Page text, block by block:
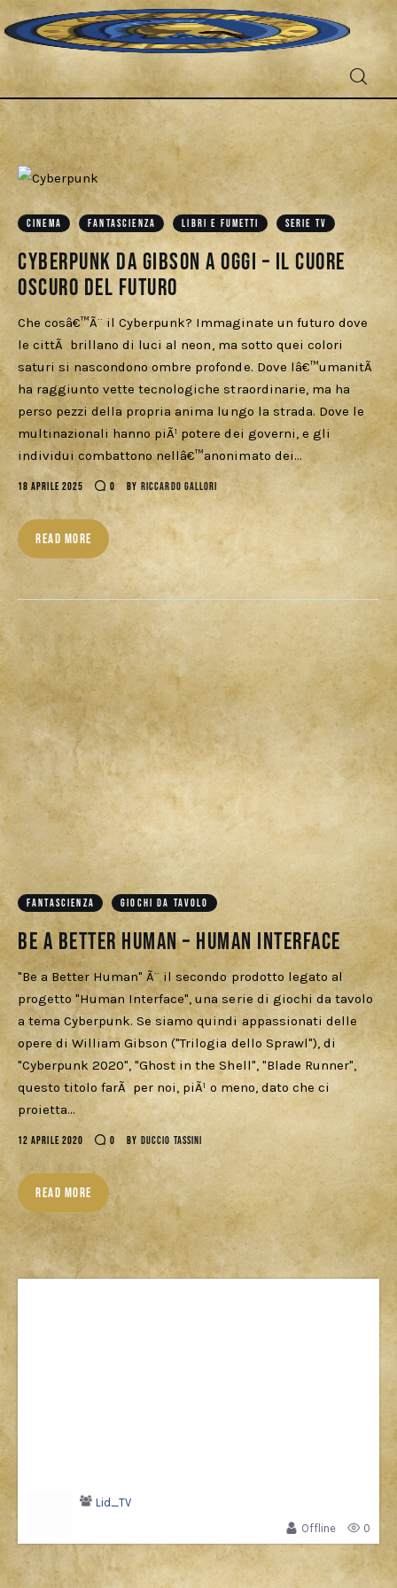
Fantascienza
Fantasy
Games
Recensioni
Libri e fumetti
Cercatori
Download
CINEMA FANTASCIENZA LIBRI E FUMETTI SERIE TV
Cyberpunk da Gibson a oggi – Il cuore
oscuro del futuro
Che cosâ€™Ã¨ il Cyberpunk? Immaginate un futuro dove
le cittÃ brillano di luci al neon, ma sotto quei colori
saturi si nascondono ombre profonde. Dove lâ€™umanitÃ
ha raggiunto vette tecnologiche straordinarie, ma ha
perso pezzi della propria anima lungo la strada. Dove le
multinazionali hanno piÃ¹ potere dei governi, e gli
individui combattono nellâ€™anonimato dei…
18 APRILE 2025 0 BY RICCARDO GALLORI
READ MORE
FANTASCIENZA GIOCHI DA TAVOLO
Be a Better Human – Human Interface
"Be a Better Human" Ã¨ il secondo prodotto legato al
progetto "Human Interface", una serie di giochi da tavolo
a tema Cyberpunk. Se siamo quindi appassionati delle
opere di William Gibson ("Trilogia dello Sprawl"), di
"Cyberpunk 2020", "Ghost in the Shell", "Blade Runner",
questo titolo farÃ per noi, piÃ¹ o meno, dato che ci
proietta…
12 APRILE 2020 0 BY DUCCIO TASSINI
READ MORE
Lid_TV
Offline
0